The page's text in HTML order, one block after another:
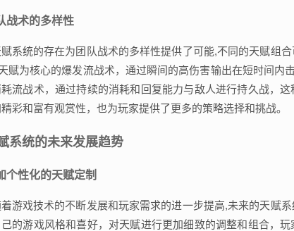
战术的多样性
赋系统的存在为团队战术的多样性提供了可能,不同的天赋组
赋为核心的爆发流战术，通过瞬间的高伤害输出在短时间内
流战术，通过持续的消耗和回复能力与敌人进行持久战，
彩和富有观赏性，也为玩家提供了更多的策略选择和挑战。
系统的未来发展趋势
个性化的天赋定制
着游戏技术的不断发展和玩家需求的进一步提高,未来的天赋
的游戏风格和喜好，对天赋进行更加细致的调整和组合，